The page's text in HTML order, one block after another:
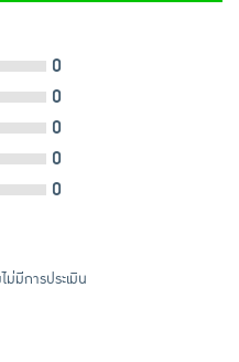
0
0
0
0
0
ม่มีการประเมิน